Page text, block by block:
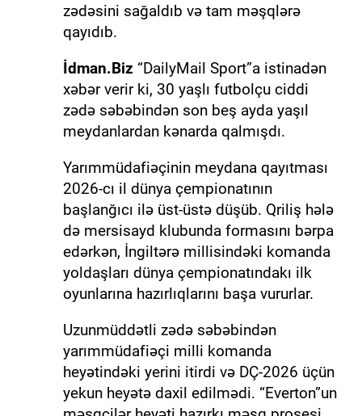
zədəsini sağaldıb və tam məşqlərə
qayıdıb.
İdman.Biz “DailyMail Sport”a istinadən
xəbər verir ki, 30 yaşlı futbolçu ciddi
zədə səbəbindən son beş ayda yaşıl
meydanlardan kənarda qalmışdı.
Yarımmüdafiəçinin meydana qayıtması
2026-cı il dünya çempionatının
başlanğıcı ilə üst-üstə düşüb. Qriliş hələ
də mersisayd klubunda formasını bərpa
edərkən, İngiltərə millisindəki komanda
yoldaşları dünya çempionatındakı ilk
oyunlarına hazırlıqlarını başa vururlar.
Uzunmüddətli zədə səbəbindən
yarımmüdafiəçi milli komanda
heyətindəki yerini itirdi və DÇ-2026 üçün
yekun heyətə daxil edilmədi. “Everton”un